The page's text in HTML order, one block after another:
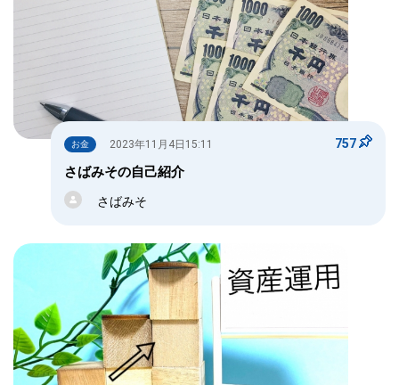
お金 2023年11月4日15:11 757
さばみその自己紹介
さばみそ